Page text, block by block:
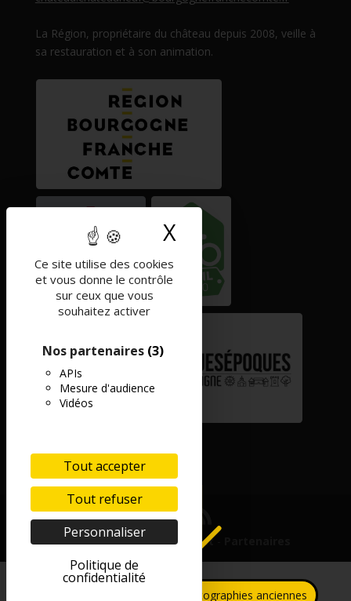
Ce site utilise des cookies
et vous donne le contrôle
sur ceux que vous
souhaitez activer
Nos partenaires (3)
APIs
Mesure d'audience
Vidéos
Tout accepter
Tout refuser
Personnaliser
Politique de
confidentialité
X Masquer le
La Région, propriétaire du château depuis 2008, veille à
sa restauration et à son animation.
Mentions légales-Contact-
Collecte de photographies anciennes